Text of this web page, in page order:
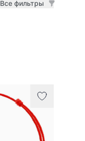
Все фильтры